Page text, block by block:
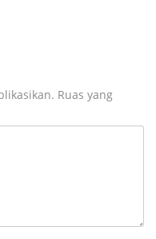
Ruas yang